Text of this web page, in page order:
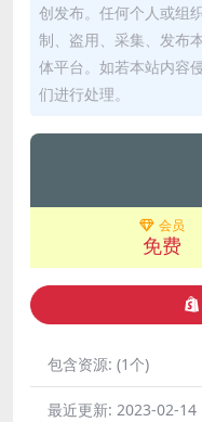
创发布。任何个人或组
制、盗用、采集、发布
体平台。如若本站内容
们进行处理。
会员
免费
包含资源: (1个)
最近更新: 2023-02-14